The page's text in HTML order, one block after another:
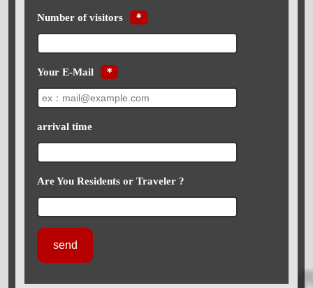
Number of visitors ＊
Your E-Mail ＊
arrival time
Are You Residents or Traveler ?